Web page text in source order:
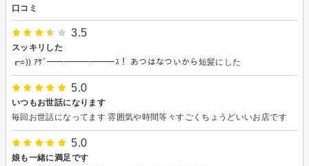
口コミ
3.5
スッキリした
┏○)) ｱｻﾞ━━━━━━━━ｽ！ あつはなついから短髪にした
5.0
いつもお世話になります
毎回お世話になってます 雰囲気や時間等々すごくちょうどいいお店です
5.0
娘も一緒に満足です